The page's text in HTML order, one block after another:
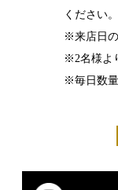
ください。
※来店日の
※2名様よ
※毎日数量